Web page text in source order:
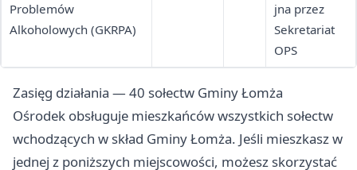
Problemów
Alkoholowych (GKRPA)
jna przez
Sekretariat
OPS
Zasięg działania — 40 sołectw Gminy Łomża
Ośrodek obsługuje mieszkańców wszystkich sołectw
wchodzących w skład Gminy Łomża. Jeśli mieszkasz w
jednej z poniższych miejscowości, możesz skorzystać